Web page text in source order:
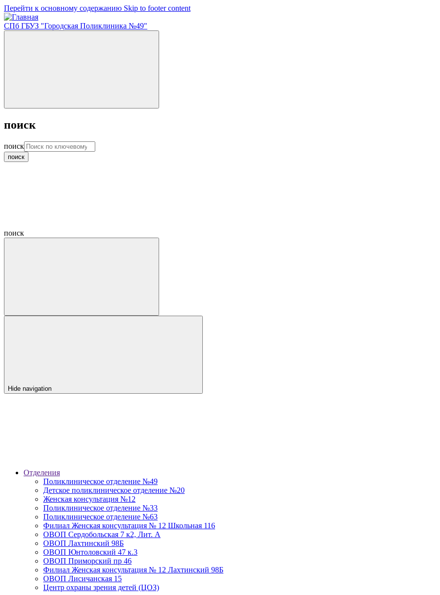
Перейти к основному содержанию Skip to footer content
СПб ГБУЗ "Городская Поликлиника №49"
поиск
поиск
поиск
Hide navigation
Отделения
Поликлиническое отделение №49
Детское поликлиническое отделение №20
Женская консультация №12
Поликлиническое отделение №33
Поликлиническое отделение №63
Филиал Женская консультация № 12 Школьная 116
ОВОП Сердобольская 7 к2, Лит. А
ОВОП Лахтинский 98Б
ОВОП Юнтоловский 47 к.3
ОВОП Приморский пр 46
Филиал Женская консультация № 12 Лахтинский 98Б
ОВОП Лисичанская 15
Центр охраны зрения детей (ЦОЗ)